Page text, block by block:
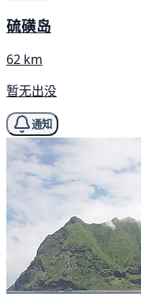
硫磺岛
62 km
暂无出没
通知